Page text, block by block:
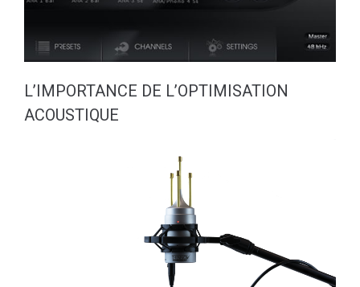
L’IMPORTANCE DE L’OPTIMISATION
ACOUSTIQUE